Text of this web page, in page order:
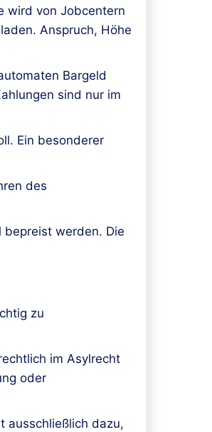
wird von Jobcentern
Anspruch, Höhe
Bargeld
sind nur im
Ein besonderer
des
werden. Die
zu
im Asylrecht
oder
ausschließlich dazu,